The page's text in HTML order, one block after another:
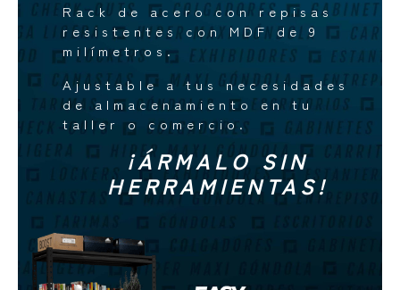
Rack de acero con repisas
resistentes con MDF de 9
milímetros.
Ajustable a tus necesidades
de almacenamiento en tu
taller o comercio.
¡ÁRMALO SIN
HERRAMIENTAS!